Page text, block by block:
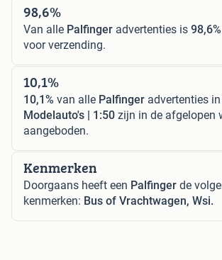
98,6%
Van alle Palfinger advertenties is 98,6%
voor verzending.
10,1%
10,1% van alle Palfinger advertenties
Modelauto's | 1:50 zijn in de afgelopen
aangeboden.
Kenmerken
Doorgaans heeft een Palfinger de
kenmerken: Bus of Vrachtwagen, Wsi.